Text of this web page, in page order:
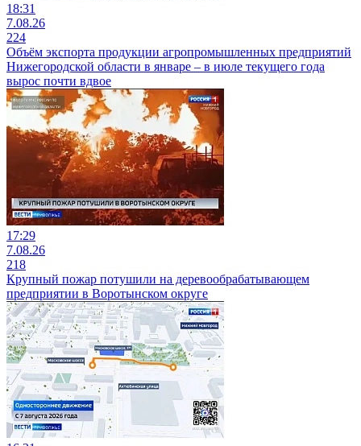
18:31
7.08.26
224
Объём экспорта продукции агропромышленных предприятий
Нижегородской области в январе – в июле текущего года
вырос почти вдвое
17:29
7.08.26
218
Крупный пожар потушили на деревообрабатывающем
предприятии в Воротынском округе